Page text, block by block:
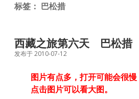
标签： 巴松措
西藏之旅第六天 巴松措
发布于 2010-07-12
图片有点多，打开可能会很慢
点击图片可以看大图。